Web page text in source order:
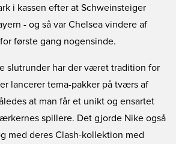
i kassen efter at Schweinsteiger
- og så var Chelsea vindere af
første gang nogensinde.
slutrunder har der været tradition for
lancerer tema-pakker på tværs af
at man får et unikt og ensartet
spillere. Det gjorde Nike også
med deres Clash-kollektion med